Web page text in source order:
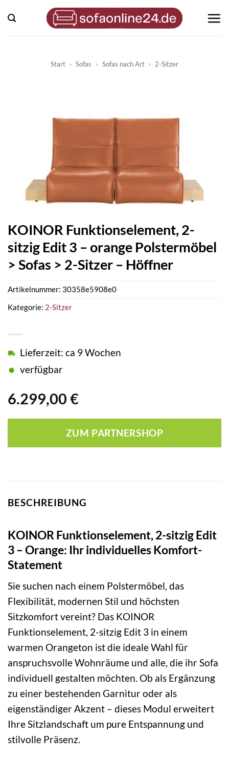
Inhalt
springen
Start » Sofas » Sofas nach Art » 2-Sitzer
KOINOR Funktionselement, 2-
sitzig Edit 3 – orange Polstermöbel
> Sofas > 2-Sitzer – Höffner
6.299,00 €
Lieferzeit: ca 9 Wochen
verfügbar
ZUM PARTNERSHOP
Artikelnummer: 30358e5908e0
Kategorie: 2-Sitzer
BESCHREIBUNG
KOINOR Funktionselement, 2-sitzig Edit
3 – Orange: Ihr individuelles Komfort-
Statement
Sie suchen nach einem Polstermöbel, das
Flexibilität, modernen Stil und höchsten
Sitzkomfort vereint? Das KOINOR
Funktionselement, 2-sitzig Edit 3 in einem
warmen Orangeton ist die ideale Wahl für
anspruchsvolle Wohnräume und alle, die ihr Sofa
individuell gestalten möchten. Ob als Ergänzung
zu einer bestehenden Garnitur oder als
eigenständiger Akzent – dieses Modul erweitert
Ihre Sitzlandschaft um pure Entspannung und
stilvolle Präsenz.